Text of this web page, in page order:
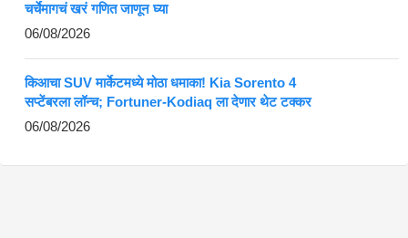
चर्चेमागचं खरं गणित जाणून घ्या
06/08/2026
किआचा SUV मार्केटमध्ये मोठा धमाका! Kia Sorento 4
सप्टेंबरला लॉन्च; Fortuner-Kodiaq ला देणार थेट टक्कर
06/08/2026